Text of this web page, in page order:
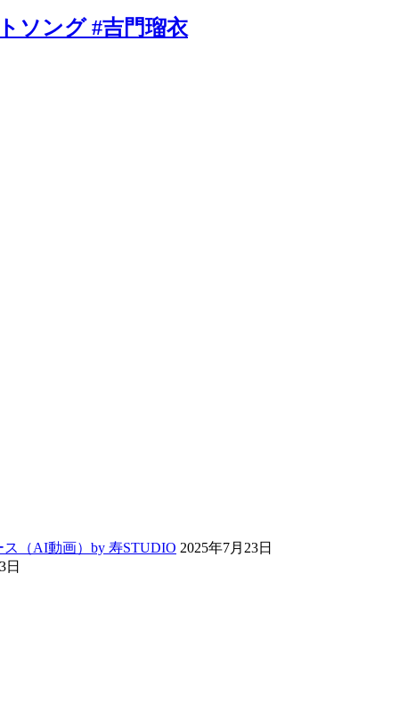
ソング #吉門瑠衣
（AI動画）by 寿STUDIO 2025年7月23日
日